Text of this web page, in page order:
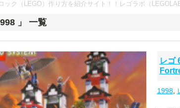
ック（LEGO）作り方を紹介サイト！！レゴラボ（
」 一覧
レゴ
1998,